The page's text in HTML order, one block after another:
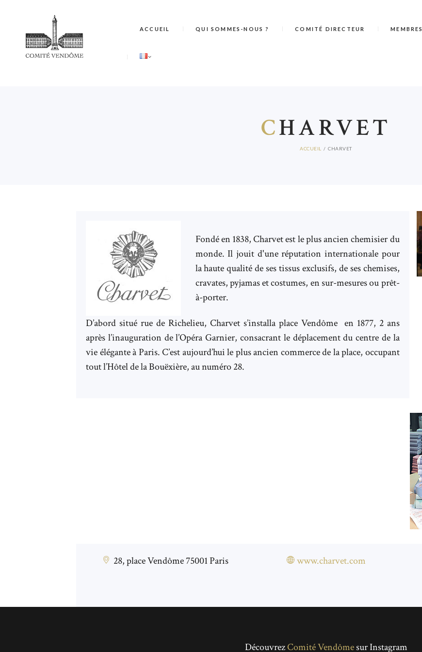
ACCUEIL QUI SOMMES-NOUS ? COMITÉ DIRECTEUR MEMBRES
CHARVET
ACCUEIL CHARVET
Fondé en 1838, Charvet est le plus ancien chemisier du
monde. Il jouit d'une réputation internationale pour
la haute qualité de ses tissus exclusifs, de ses chemises,
cravates, pyjamas et costumes, en sur-mesures ou prêt-
à-porter.
D’abord situé rue de Richelieu, Charvet s’installa place Vendôme en 1877, 2 ans
après l’inauguration de l’Opéra Garnier, consacrant le déplacement du centre de la
vie élégante à Paris. C’est aujourd’hui le plus ancien commerce de la place, occupant
tout l’Hôtel de la Bouëxière, au numéro 28.
28, place Vendôme 75001 Paris www.charvet.com
DécouvrezComité Vendômesur Instagram